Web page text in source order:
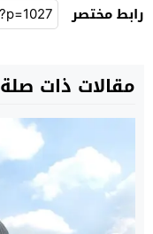
رابط مختصر
مقالات ذات صلة